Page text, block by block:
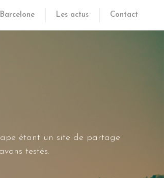
Barcelone Les actus Contact
étant un site de partage
testés.